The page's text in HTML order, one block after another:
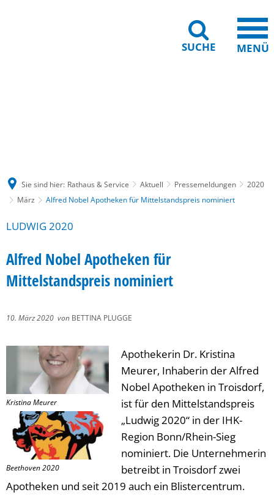
SUCHE MENÜ
Sie sind hier: Rathaus & Service Aktuell Pressemeldungen
2020
März
Alfred Nobel Apotheken für Mittelstandspreis nominiert
LUDWIG 2020
Alfred Nobel Apotheken für
Mittelstandspreis nominiert
10. März 2020 von BETTINA PLUGGE
Kristina Meurer
Beethoven 2020
Apothekerin Dr. Kristina
Meurer, Inhaberin der Alfred
Nobel Apotheken in Troisdorf,
ist für den Mittelstandspreis
„Ludwig 2020“ in der IHK-
Region Bonn/Rhein-Sieg
nominiert. Die Unternehmerin
betreibt in Troisdorf zwei
Apotheken und seit 2019 auch ein Blistercentrum.